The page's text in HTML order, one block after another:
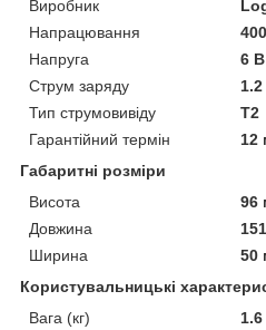
Виробник
Напрацювання
Напруга
6 В
Струм заряду
Тип струмовивіду
T2
Гарантійний термін
12
Габаритні розміри
Висота
96
Довжина
Ширина
50
Користувальницькі
Вага (кг)
1.6